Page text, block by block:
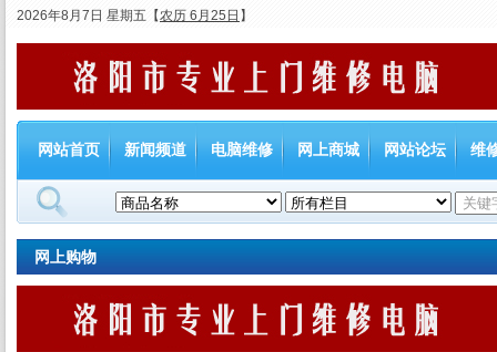
2026年8月7日 星期五 【农历 6月25日 】
网站首页 新闻频道 电脑维修 网上商城 网站论坛 维
网上购物